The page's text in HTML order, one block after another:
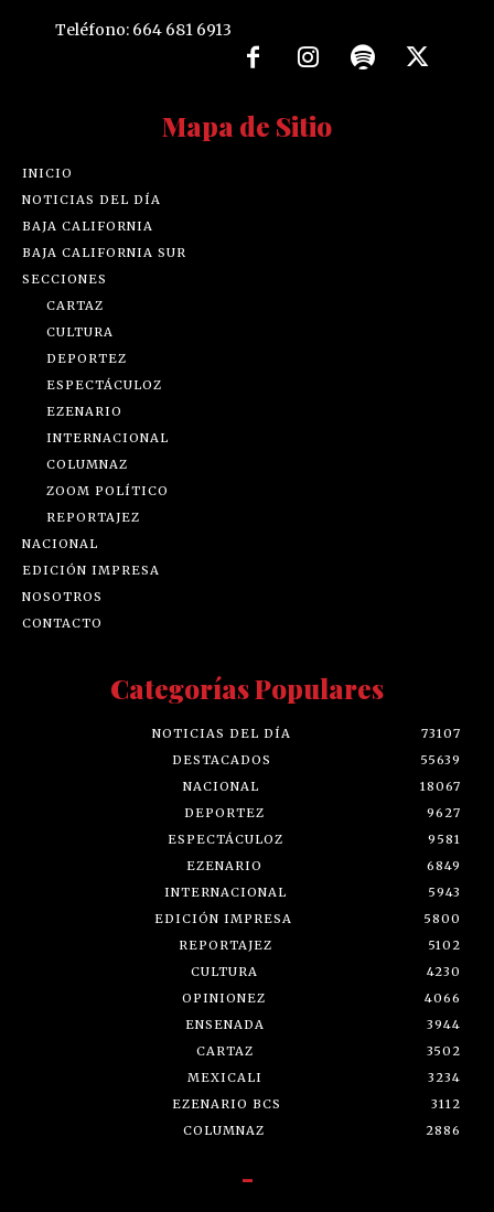
Teléfono: 664 681 6913
Mapa de Sitio
INICIO
NOTICIAS DEL DÍA
BAJA CALIFORNIA
BAJA CALIFORNIA SUR
SECCIONES
CARTAZ
CULTURA
DEPORTEZ
ESPECTÁCULOZ
EZENARIO
INTERNACIONAL
COLUMNAZ
ZOOM POLÍTICO
REPORTAJEZ
NACIONAL
EDICIÓN IMPRESA
NOSOTROS
CONTACTO
Categorías Populares
NOTICIAS DEL DÍA
73107
DESTACADOS
55639
NACIONAL
18067
DEPORTEZ
9627
ESPECTÁCULOZ
9581
EZENARIO
6849
INTERNACIONAL
5943
EDICIÓN IMPRESA
5800
REPORTAJEZ
5102
CULTURA
4230
OPINIONEZ
4066
ENSENADA
3944
CARTAZ
3502
MEXICALI
3234
EZENARIO BCS
3112
COLUMNAZ
2886
-